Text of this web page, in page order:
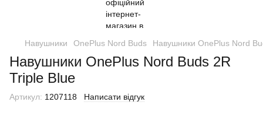
Навушники OnePlus Nord Buds Навушники OnePlus Nord
Навушники OnePlus Nord Buds 2R
Triple Blue
Артикул: 1207118 Написати відгук